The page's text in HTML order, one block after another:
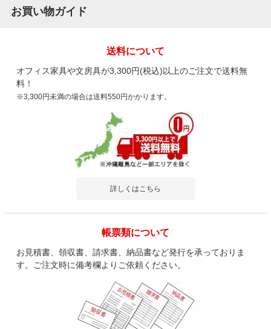
お買い物ガイド
送料について
オフィス家具や文房具が3,300円(税込)以上のご注文で送料無
料！
※3,300円未満の場合は送料550円かかります。
詳しくはこちら
帳票類について
お見積書、領収書、請求書、納品書など発行を承っておりま
す。ご注文時に備考欄よりご依頼ください。